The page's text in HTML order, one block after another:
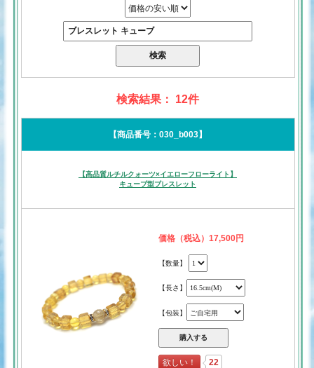
検索結果： 12件
【商品番号：030_b003】
【高品質ルチルクォーツ×イエローフローライト】
キューブ型ブレスレット
価格（税込）17,500円
【数量】
【長さ】
【包装】
欲しい！ 22